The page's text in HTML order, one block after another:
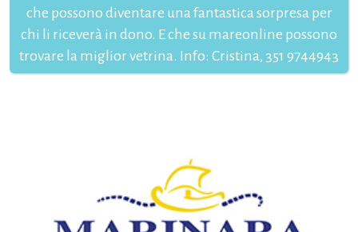
che possono diventare una fantastica sorpresa per
chi li riceverà in dono. E che su mareonline possono
trovare la miglior vetrina. Info: Cristina, 351 9744943